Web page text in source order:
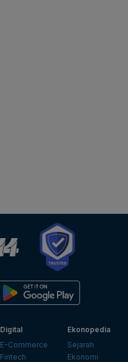
Digital
E-Commerce
Fintech
Ekonopedia
Sejarah
Ekonomi